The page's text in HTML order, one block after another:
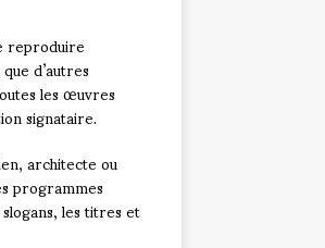
reproduire
d’autres
les œuvres
signataire.
architecte ou
programmes
les titres et